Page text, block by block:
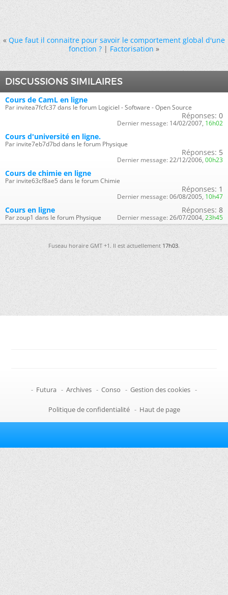
« Que faut il connaitre pour savoir le comportement global d'une
fonction ?|Factorisation »
DISCUSSIONS SIMILAIRES
Cours de CamL en ligne
Par invitea7fcfc37 dans le forum Logiciel - Software - Open Source
Réponses: 0
Dernier message: 14/02/2007, 16h02
Cours d'université en ligne.
Par invite7eb7d7bd dans le forum Physique
Réponses: 5
Dernier message: 22/12/2006, 00h23
Cours de chimie en ligne
Par invite63cf8ae5 dans le forum Chimie
Réponses: 1
Dernier message: 06/08/2005, 10h47
Cours en ligne
Par zoup1 dans le forum Physique
Réponses: 8
Dernier message: 26/07/2004, 23h45
Fuseau horaire GMT +1. Il est actuellement17h03.
- Futura - Archives - Conso - Gestion des cookies -
Politique de confidentialité - Haut de page